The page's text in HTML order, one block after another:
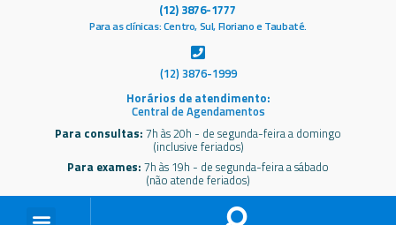
(12) 3876-1777
Para as clínicas: Centro, Sul, Floriano e Taubaté.
(12) 3876-1999
Horários de atendimento:
Central de Agendamentos
Para consultas: 7h às 20h - de segunda-feira a domingo
(inclusive feriados)
Para exames: 7h às 19h - de segunda-feira a sábado
(não atende feriados)